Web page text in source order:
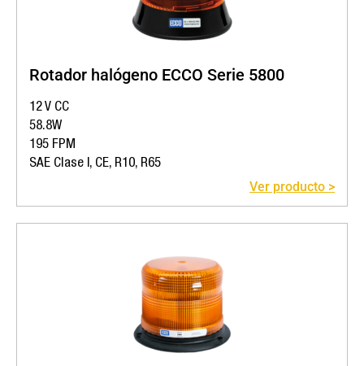
Rotador halógeno ECCO Serie 5800
12 V CC
58.8W
195 FPM
SAE Clase I, CE, R10, R65
Ver producto >